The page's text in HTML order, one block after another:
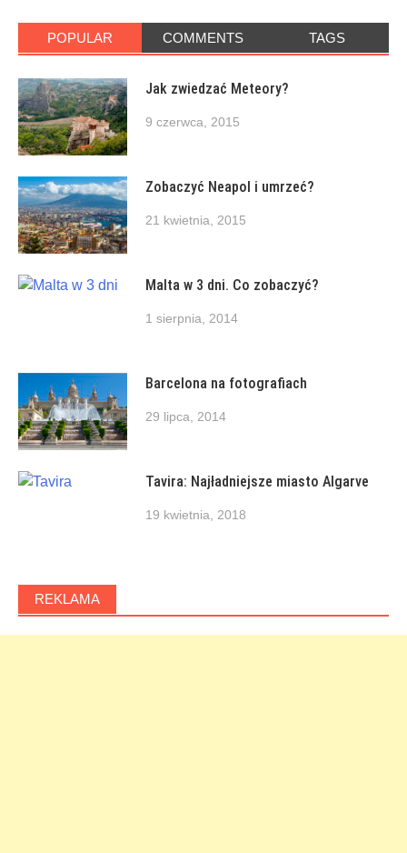
POPULAR COMMENTS TAGS
Jak zwiedzać Meteory?
9 czerwca, 2015
Zobaczyć Neapol i umrzeć?
21 kwietnia, 2015
Malta w 3 dni. Co zobaczyć?
1 sierpnia, 2014
Barcelona na fotografiach
29 lipca, 2014
Tavira: Najładniejsze miasto Algarve
19 kwietnia, 2018
REKLAMA